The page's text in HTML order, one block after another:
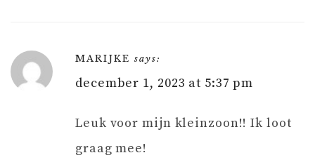
MARIJKE says:
december 1, 2023 at 5:37 pm
Leuk voor mijn kleinzoon!! Ik loot
graag mee!